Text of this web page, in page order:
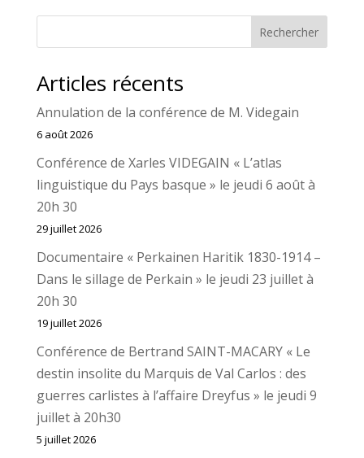
Rechercher
Articles récents
Annulation de la conférence de M. Videgain
6 août 2026
Conférence de Xarles VIDEGAIN « L’atlas
linguistique du Pays basque » le jeudi 6 août à
20h 30
29 juillet 2026
Documentaire « Perkainen Haritik 1830-1914 –
Dans le sillage de Perkain » le jeudi 23 juillet à
20h 30
19 juillet 2026
Conférence de Bertrand SAINT-MACARY « Le
destin insolite du Marquis de Val Carlos : des
guerres carlistes à l’affaire Dreyfus » le jeudi 9
juillet à 20h30
5 juillet 2026